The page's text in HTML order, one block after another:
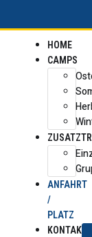
HOME
CAMPS
ANFAHRT
/
PLATZ
KONTAKT